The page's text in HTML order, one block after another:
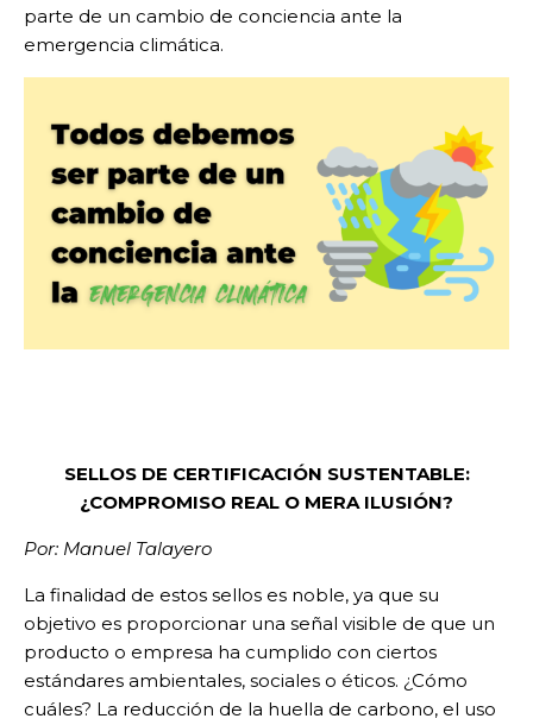
parte de un cambio de conciencia ante la
emergencia climática.
SELLOS DE CERTIFICACIÓN SUSTENTABLE:
¿COMPROMISO REAL O MERA ILUSIÓN?
Por: Manuel Talayero
La finalidad de estos sellos es noble, ya que su
objetivo es proporcionar una señal visible de que un
producto o empresa ha cumplido con ciertos
estándares ambientales, sociales o éticos. ¿Cómo
cuáles? La reducción de la huella de carbono, el uso